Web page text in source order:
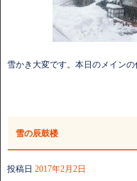
雪かき大変です。本日のメインの
雪の辰鼓楼
投稿日 2017年2月2日